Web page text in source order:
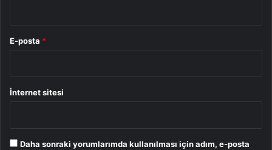
E-posta *
İnternet sitesi
Daha sonraki yorumlarımda kullanılması için adım, e-posta